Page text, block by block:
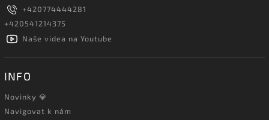
+420774444281
+420541214375
Naše videa na Youtube
INFO
Novinky 💎
Navigovat k nám